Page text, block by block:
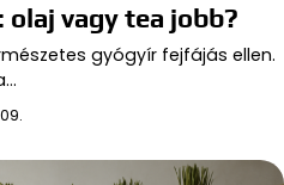
vagy tea jobb?
gyógyír fejfájás ellen.